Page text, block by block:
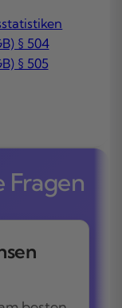
§ 504
§ 505
Fragen